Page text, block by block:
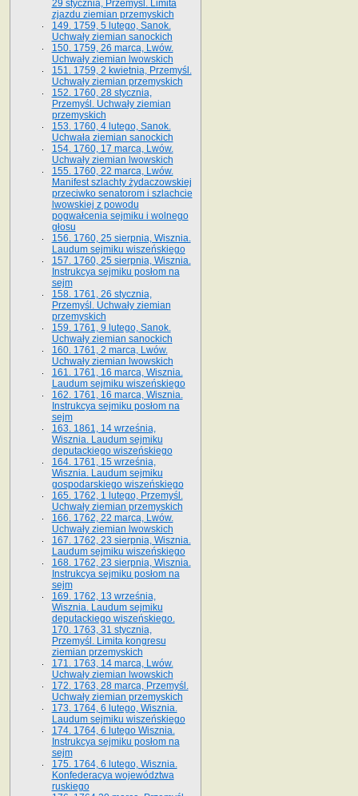
29 stycznia, Przemyśl. Limita
zjazdu ziemian przemyskich
149. 1759, 5 lutego, Sanok.
Uchwały ziemian sanockich
150. 1759, 26 marca, Lwów.
Uchwały ziemian lwowskich
151. 1759, 2 kwietnia, Przemyśl.
Uchwały ziemian przemyskich
152. 1760, 28 stycznia,
Przemyśl. Uchwały ziemian
przemyskich
153. 1760, 4 lutego, Sanok.
Uchwała ziemian sanockich
154. 1760, 17 marca, Lwów.
Uchwały ziemian lwowskich
155. 1760, 22 marca, Lwów.
Manifest szlachty żydaczowskiej
przeciwko senatorom i szlachcie
lwowskiej z po­wodu
pogwałcenia sejmiku i wolnego
głosu
156. 1760, 25 sierpnia, Wisznia.
Laudum sejmiku wiszeńskiego
157. 1760, 25 sierpnia, Wisznia.
Instrukcya sejmiku posłom na
sejm
158. 1761, 26 stycznia,
Przemyśl. Uchwały ziemian
przemyskich
159. 1761, 9 lutego, Sanok.
Uchwały ziemian sanockich
160. 1761, 2 marca, Lwów.
Uchwały ziemian lwowskich
161. 1761, 16 marca, Wisznia.
Laudum sejmiku wiszeńskiego
162. 1761, 16 marca, Wisznia.
Instrukcya sejmiku posłom na
sejm
163. 1861, 14 września,
Wisznia. Laudum sejmiku
deputackiego wiszeńskiego
164. 1761, 15 września,
Wisznia. Laudum sejmiku
gospodarskiego wiszeńskiego
165. 1762, 1 lutego, Przemyśl.
Uchwały ziemian przemyskich
166. 1762, 22 marca, Lwów.
Uchwały ziemian lwowskich
167. 1762, 23 sierpnia, Wisznia.
Laudum sejmiku wiszeńskiego
168. 1762, 23 sierpnia, Wisznia.
Instrukcya sejmiku posłom na
sejm
169. 1762, 13 września,
Wisznia. Laudum sejmiku
deputackiego wiszeńskiego.
170. 1763, 31 stycznia,
Przemyśl. Limita kongresu
ziemian przemyskich
171. 1763, 14 marca, Lwów.
Uchwały ziemian lwowskich
172. 1763, 28 marca, Przemyśl.
Uchwały ziemian przemyskich
173. 1764, 6 lutego, Wisznia.
Laudum sejmiku wiszeńskiego
174. 1764, 6 lutego Wisznia.
Instrukcya sejmiku posłom na
sejm
175. 1764, 6 lutego, Wisznia.
Konfederacya województwa
ruskiego